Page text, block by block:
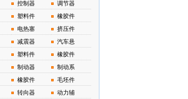
控制器
调节器
塑料件
橡胶件
电热塞
挤压件
减震器
汽车悬
塑料件
橡胶件
制动器
制动系
橡胶件
毛坯件
转向器
动力辅